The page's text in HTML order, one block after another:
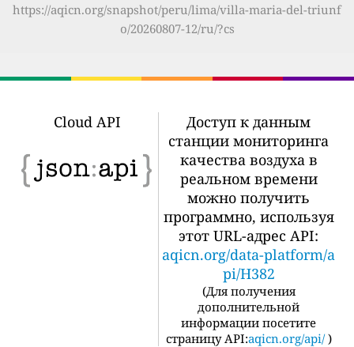
https://aqicn.org/snapshot/peru/lima/villa-maria-del-triunf
o/20260807-12/ru/?cs
Cloud API
Доступ к данным
станции мониторинга
качества воздуха в
реальном времени
можно получить
программно, используя
этот URL-адрес API:
aqicn.org/data-platform/a
pi/H382
(Для получения
дополнительной
информации посетите
страницу API:aqicn.org/api/ )